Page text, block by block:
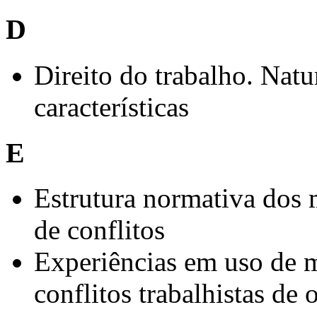
D
Direito do trabalho.
características
E
Estrutura normativa dos
de conflitos
Experiências em uso de
conflitos trabalhistas de